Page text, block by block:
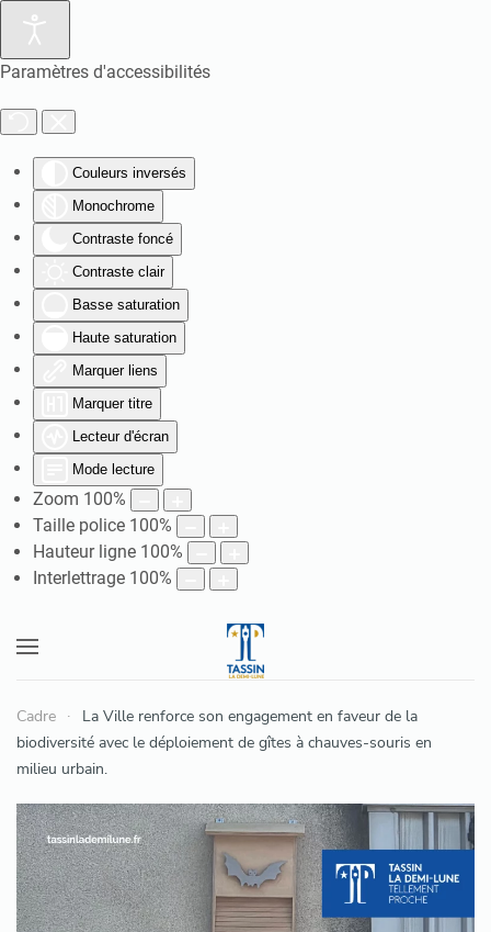
Paramètres d'accessibilités
Couleurs inversés
Monochrome
Contraste foncé
Contraste clair
Basse saturation
Haute saturation
Marquer liens
Marquer titre
Lecteur d'écran
Mode lecture
Zoom 100%
Taille police 100%
Hauteur ligne 100%
Interlettrage 100%
Cadre
La Ville renforce son engagement en faveur de la
biodiversité avec le déploiement de gîtes à chauves-souris en
milieu urbain.